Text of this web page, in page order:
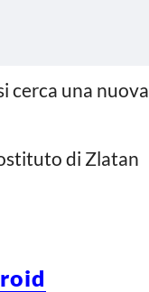
cerca una nuova
di Zlatan